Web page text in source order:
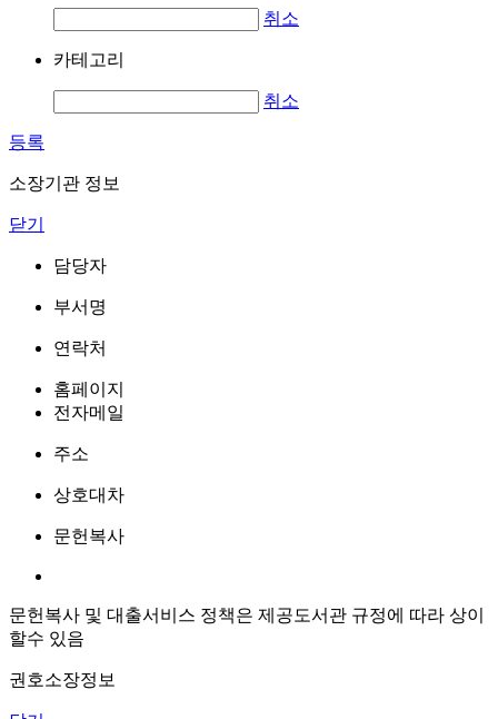
취소
카테고리
취소
등록
소장기관 정보
닫기
담당자
부서명
연락처
홈페이지
전자메일
주소
상호대차
문헌복사
문헌복사 및 대출서비스 정책은 제공도서관 규정에 따라 상이
할수 있음
권호소장정보